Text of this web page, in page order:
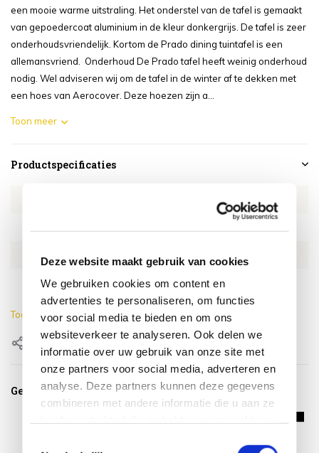
Deze website maakt gebruik van cookies
We gebruiken cookies om content en
advertenties te personaliseren, om functies
voor social media te bieden en om ons
websiteverkeer te analyseren. Ook delen we
informatie over uw gebruik van onze site met
onze partners voor social media, adverteren en
analyse. Deze partners kunnen deze gegevens
combineren met andere informatie die u aan ze
een mooie warme uitstraling. Het onderstel van de tafel is gemaakt
van gepoedercoat aluminium in de kleur donkergrijs. De tafel is zeer
onderhoudsvriendelijk. Kortom de Prado dining tuintafel is een
allemansvriend. Onderhoud De Prado tafel heeft weinig onderhoud
nodig. Wel adviseren wij om de tafel in de winter af te dekken met
een hoes van Aerocover. Deze hoezen zijn a...
Toon meer
Productspecificaties
Hoogte 75 cm
Toon meer
Gerelateerde producten